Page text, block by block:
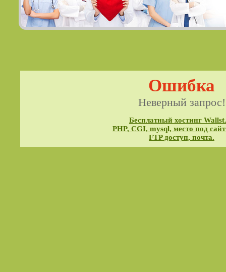
Ошибка
Неверный запрос!
Бесплатный хостинг
PHP, CGI, mysql, место под
FTP доступ, почта.